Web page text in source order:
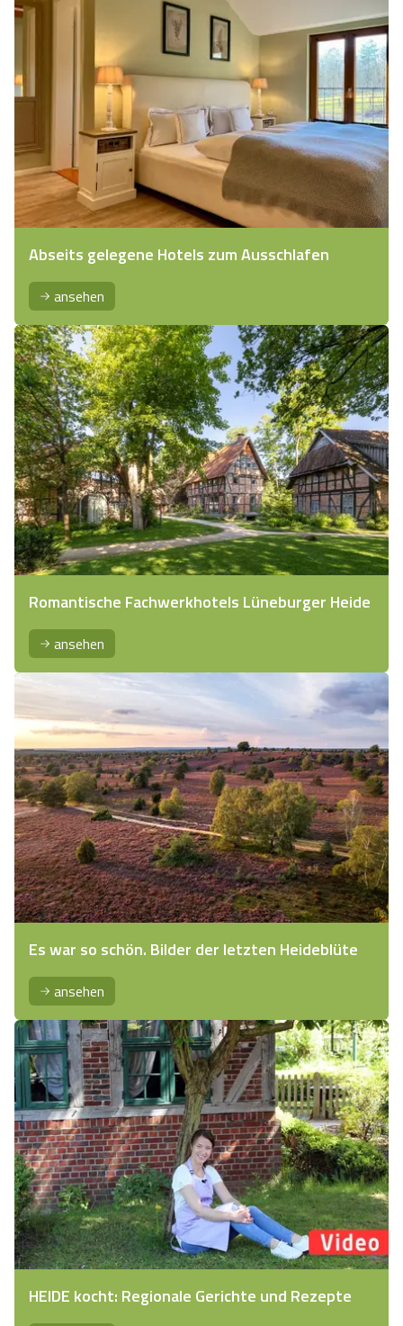
Abseits gelegene Hotels zum Ausschlafen
ansehen
Romantische Fachwerkhotels Lüneburger Heide
ansehen
Es war so schön. Bilder der letzten Heideblüte
ansehen
HEIDE kocht: Regionale Gerichte und Rezepte